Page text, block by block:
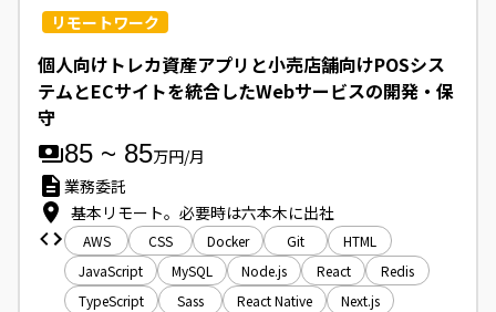
リモートワーク
個人向けトレカ資産アプリと小売店舗向けPOSシス
テムとECサイトを統合したWebサービスの開発・保
守
85 ~ 85万円/月
業務委託
基本リモート。必要時は六本木に出社
AWS CSS Docker Git
HTML
JavaScript
MySQL Node.js React
Redis
TypeScript
Sass React Native
Next.js